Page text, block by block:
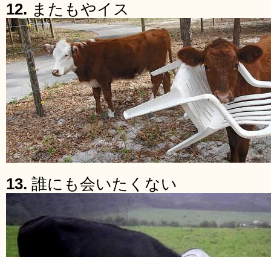
12. またもやイス
13. 誰にも会いたくない